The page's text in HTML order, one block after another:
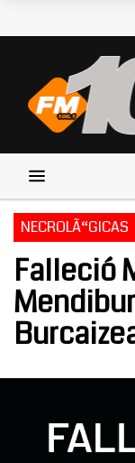
NECROLÃ“GICAS
Falleció